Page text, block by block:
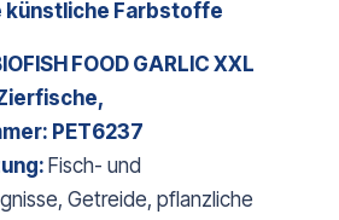
künstliche Farbstoffe
FOOD GARLIC XXL
PET6237
Fisch- und
Getreide, pflanzliche